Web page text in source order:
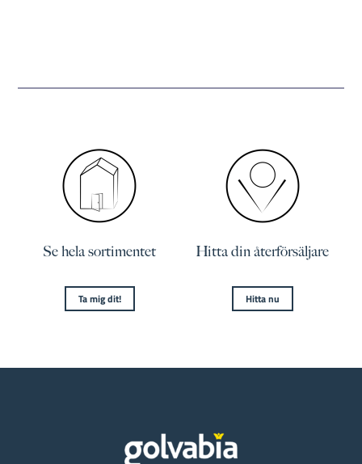
Se hela sortimentet
Ta mig dit!
Hitta din återförsäljare
Hitta nu